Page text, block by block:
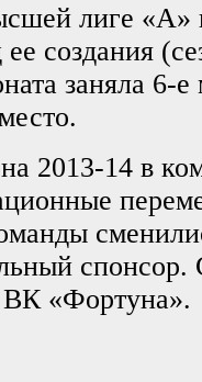
лиге «А»
ее создания
заняла 6-
2013-14 в
спонсор.
ВК «Фортуна».